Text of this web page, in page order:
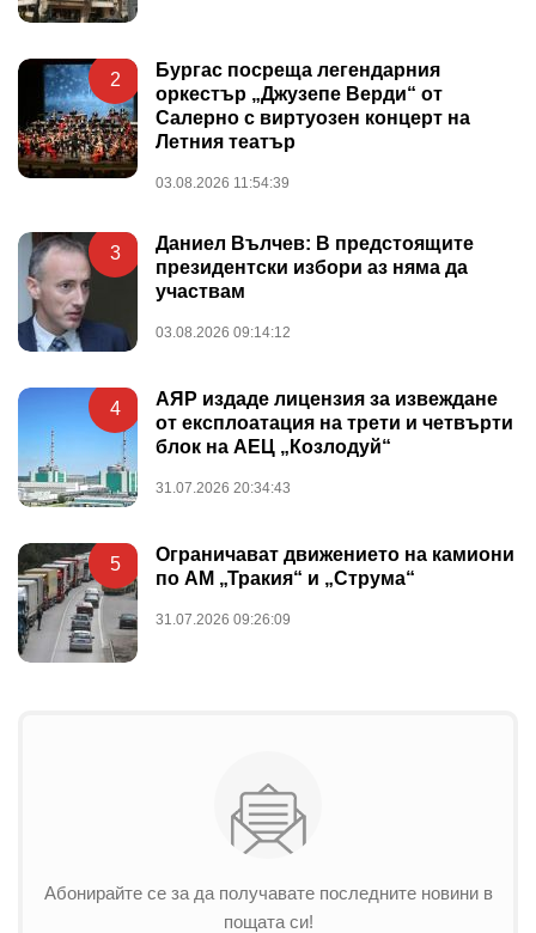
2
Бургас посреща легендарния
оркестър „Джузепе Верди“ от
Салерно с виртуозен концерт на
Летния театър
03.08.2026 11:54:39
3
Даниел Вълчев: В предстоящите
президентски избори аз няма да
участвам
03.08.2026 09:14:12
4
АЯР издаде лицензия за извеждане
от експлоатация на трети и четвърти
блок на АЕЦ „Козлодуй“
31.07.2026 20:34:43
5
Ограничават движението на камиони
по АМ „Тракия“ и „Струма“
31.07.2026 09:26:09
Абонирайте се за да получавате последните новини в
пощата си!